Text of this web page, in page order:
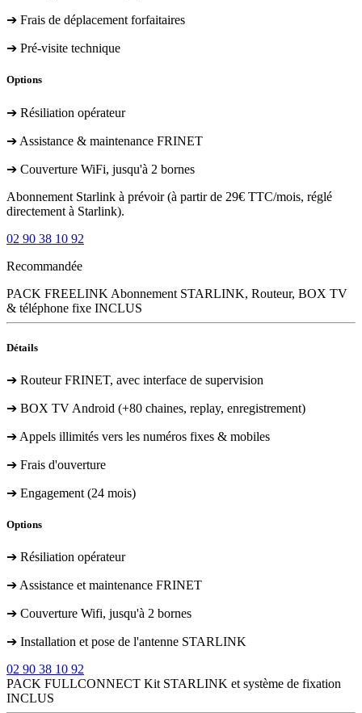
➔ Frais de déplacement forfaitaires
➔ Pré-visite technique
Options
➔ Résiliation opérateur
➔ Assistance & maintenance FRINET
➔ Couverture WiFi, jusqu'à 2 bornes
Abonnement Starlink à prévoir (à partir de 29€ TTC/mois, réglé
directement à Starlink).
02 90 38 10 92
Recommandée
PACK FREELINK Abonnement STARLINK, Routeur, BOX TV
& téléphone fixe INCLUS
Détails
➔ Routeur FRINET, avec interface de supervision
➔ BOX TV Android (+80 chaines, replay, enregistrement)
➔ Appels illimités vers les numéros fixes & mobiles
➔ Frais d'ouverture
➔ Engagement (24 mois)
Options
➔ Résiliation opérateur
➔ Assistance et maintenance FRINET
➔ Couverture Wifi, jusqu'à 2 bornes
➔ Installation et pose de l'antenne STARLINK
02 90 38 10 92
PACK FULLCONNECT Kit STARLINK et système de fixation
INCLUS